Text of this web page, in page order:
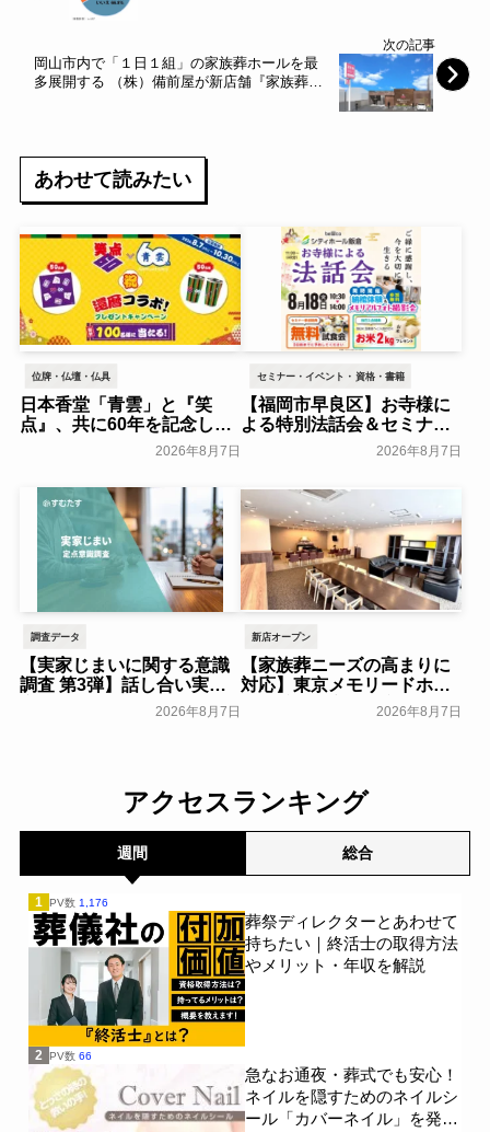
次の記事
岡山市内で「１日１組」の家族葬ホールを最
多展開する （株）備前屋が新店舗『家族葬の
あわせて読みたい
位牌・仏壇・仏具
日本香堂「青雲」と『笑
点』、共に60年を記念した
初コラボ！オリジナルグッ
ズのプレゼントキャンペー
ンを実施～日本香堂～
一般公開
2026年8月7日
セミナー・イベント・資格・書籍
【福岡市早良区】お寺様に
よる特別法話会＆セミナー
特典「無料試食会」を8月
18日(月)にシティホール飯
一般公開
2026年8月7日
調査データ
【実家じまいに関する意識
調査 第3弾】話し合い実施
率は29.5％で前回から低
下。「大相続時代」でも家
2026年8月7日
新店オープン
【家族葬ニーズの高まりに
対応】東京メモリードホー
ルに貸切型家族葬空間『第
８ホール～Living～』オー
2026年8月7日
アクセスランキング
週間 総合
1 PV数 1,176
葬祭ディレクターとあわせて
持ちたい｜終活士の取得方法
やメリット・年収を解説
2 PV数 66
急なお通夜・葬式でも安心！
ネイルを隠すためのネイルシ
ール「カバーネイル」を発売